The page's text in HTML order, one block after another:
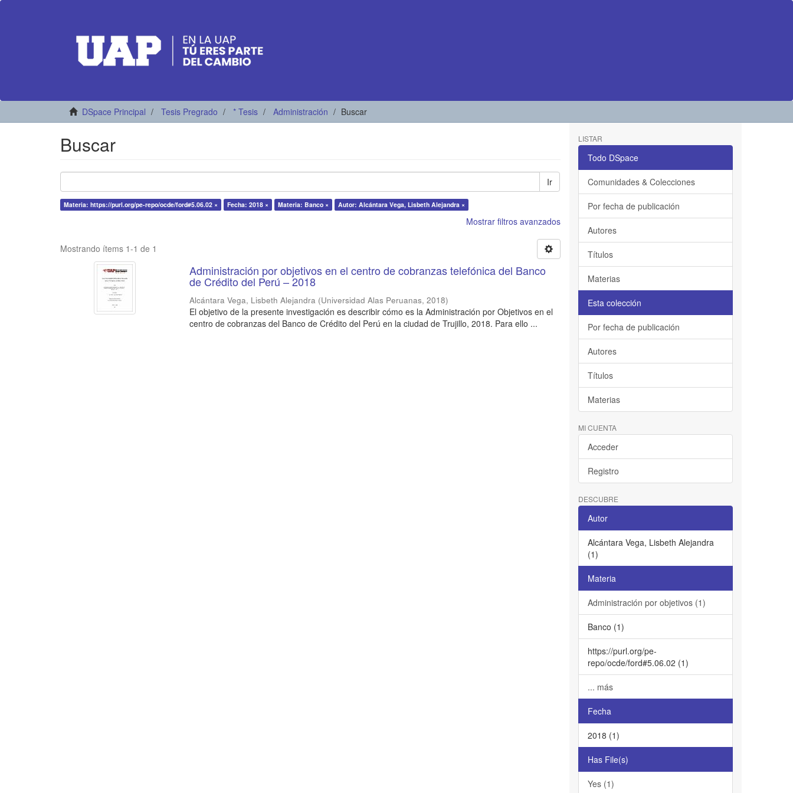
DSpace Principal Tesis Pregrado * Tesis Administración Buscar
Buscar
Ir
Materia: https://purl.org/pe-repo/ocde/ford#5.06.02 × Fecha: 2018 × Materia: Banco × Autor: Alcántara Vega, Lisbeth Alejandra ×
Mostrar filtros avanzados
Mostrando ítems 1-1 de 1
Administración por objetivos en el centro de cobranzas telefónica del Banco
de Crédito del Perú – 2018
Alcántara Vega, Lisbeth Alejandra (Universidad Alas Peruanas,2018)
El objetivo de la presente investigación es describir cómo es la Administración por Objetivos en el
centro de cobranzas del Banco de Crédito del Perú en la ciudad de Trujillo, 2018. Para ello ...
LISTAR
Todo DSpace
Comunidades & Colecciones
Por fecha de publicación
Autores
Títulos
Materias
Esta colección
Por fecha de publicación
Autores
Títulos
Materias
MI CUENTA
Acceder
Registro
DESCUBRE
Autor
Alcántara Vega, Lisbeth Alejandra
(1)
Materia
Administración por objetivos (1)
Banco (1)
https://purl.org/pe-
repo/ocde/ford#5.06.02 (1)
... más
Fecha
2018 (1)
Has File(s)
Yes (1)